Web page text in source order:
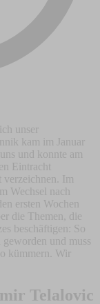
unser
kam im Januar
und konnte am
Eintracht
verzeichnen. Im
Wechsel nach
ersten Wochen
die Themen, die
beschäftigen: So
geworden und muss
kümmern. Wir
Telalovic